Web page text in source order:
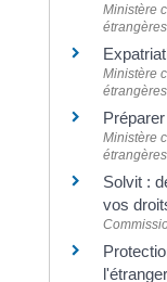
Ministère
étrangères
Ministère
étrangères
Ministère
étrangères
Solvit :
vos
l'étranger